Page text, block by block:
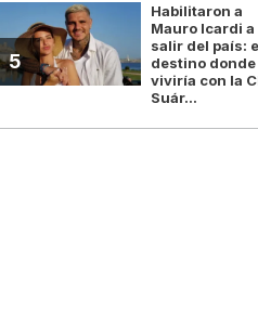
River
5
Habilitaron a
Mauro Icardi a
salir del país:
destino donde
viviría con la
Suár...